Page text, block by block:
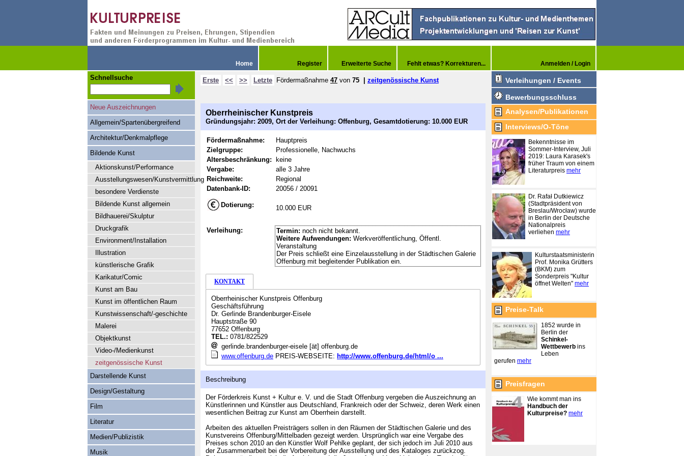
Home Register Erweiterte Suche Fehlt etwas? Korrekturen... Anmelden / Login
Erste << >> Letzte Fördermaßnahme 47 von 75 zeitgenössische Kunst
Oberrheinischer Kunstpreis
Gründungsjahr: 2009, Ort der Verleihung: Offenburg, Gesamtdotierung: 10.000 EUR
Fördermaßnahme:
Hauptpreis
Zielgruppe:
Professionelle, Nachwuchs
Altersbeschränkung:
keine
Vergabe:
alle 3 Jahre
Reichweite:
Regional
Datenbank-ID:
20056 / 20091
Dotierung: 10.000 EUR
Verleihung: Termin: noch nicht bekannt.
Weitere Aufwendungen: Werkveröffentlichung, Öffentl.
Veranstaltung
Der Preis schließt eine Einzelausstellung in der Städtischen Galerie
Offenburg mit begleitender Publikation ein.
KONTAKT
Oberrheinischer Kunstpreis Offenburg
Geschäftsführung
Dr. Gerlinde Brandenburger-Eisele
Hauptstraße 90
77652 Offenburg
TEL.: 0781/822529
gerlinde.brandenburger-eisele [ät] offenburg.de
www.offenburg.de PREIS-WEBSEITE: http://www.offenburg.de/html/o ...
Beschreibung
Der Förderkreis Kunst + Kultur e. V. und die Stadt Offenburg vergeben die Auszeichnung an
Künstlerinnen und Künstler aus Deutschland, Frankreich oder der Schweiz, deren Werk einen
wesentlichen Beitrag zur Kunst am Oberrhein darstellt.
Arbeiten des aktuellen Preisträgers sollen in den Räumen der Städtischen Galerie und des
Kunstvereins Offenburg/Mittelbaden gezeigt werden. Ursprünglich war eine Vergabe des
Preises schon 2010 an den Künstler Wolf Pehlke geplant, der sich jedoch im Juli 2010 aus
der Zusammenarbeit bei der Vorbereitung der Ausstellung und des Kataloges zurückzog.
Schnellsuche
Neue Auszeichnungen
Allgemein/Spartenübergreifend
Architektur/Denkmalpflege
Bildende Kunst
Aktionskunst/Performance
Ausstellungswesen/Kunstvermittlung
besondere Verdienste
Bildende Kunst allgemein
Bildhauerei/Skulptur
Druckgrafik
Environment/Installation
Illustration
künstlerische Grafik
Karikatur/Comic
Kunst am Bau
Kunst im öffentlichen Raum
Kunstwissenschaft/-geschichte
Malerei
Objektkunst
Video-/Medienkunst
zeitgenössische Kunst
Darstellende Kunst
Design/Gestaltung
Film
Literatur
Medien/Publizistik
Musik
Verleihungen / Events
Bewerbungsschluss
Analysen/Publikationen
Interviews/O-Töne
Bekenntnisse im
Sommer-Interview, Juli
2019: Laura Karasek's
früher Traum von einem
Literaturpreis mehr
Dr. Rafał Dutkiewicz
(Stadtpräsident von
Breslau/Wrocław) wurde
in Berlin der Deutsche
Nationalpreis
verliehen mehr
Kulturstaatsministerin
Prof. Monika Grütters
(BKM) zum
Sonderpreis "Kultur
öffnet Welten" mehr
Preise-Talk
1852 wurde in
Berlin der
Schinkel-
Wettbewerb ins
Leben
gerufen mehr
Preisfragen
Wie kommt man ins
Handbuch der
Kulturpreise? mehr